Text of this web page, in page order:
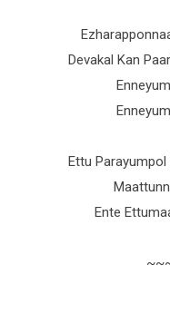
Devakal Kan
Ettu
Ente